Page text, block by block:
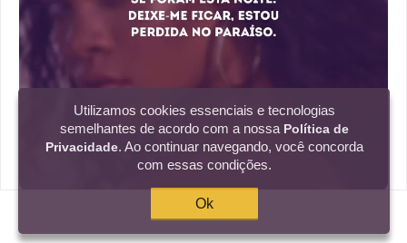
Todos os meus medos se foram esta noite.
Utilizamos cookies essenciais e tecnologias
semelhantes de acordo com a nossa Política de
Privacidade. Ao continuar navegando, você concorda
com essas condições.
Ok